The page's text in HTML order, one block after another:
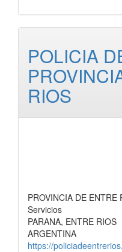
POLICIA
RIOS
PROVINCIA DE
Servicios
PARANA, ENTRE RIOS
ARGENTINA
https://